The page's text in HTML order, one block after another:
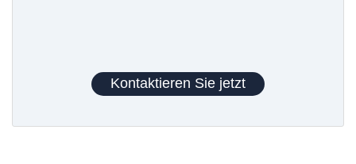
Kontaktieren Sie jetzt